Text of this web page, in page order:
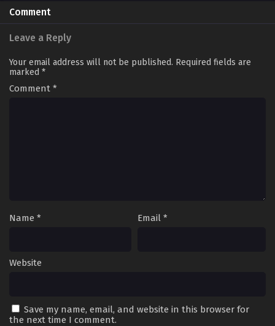
Comment
Leave a Reply
Your email address will not be published. Required fields are
marked *
Comment *
Name * Email *
Website
Save my name, email, and website in this browser for
the next time I comment.